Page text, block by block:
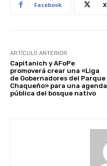
Facebook X
ARTÍCULO ANTERIOR
Capitanich y AFoPe
promoverá crear una «Liga
de Gobernadores del Parque
Chaqueño» para una agenda
pública del bosque nativo